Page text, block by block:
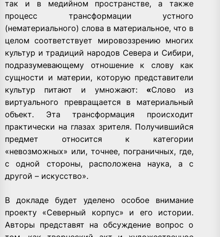
так и в медийном пространстве, а также
процесс трансформации устного
(нематериального) слова в материальное, что в
целом соответствует мировоззрению многих
культур и традиций народов Севера и Сибири,
подразумевающему отношение к слову как
сущности и материи, которую представители
культур питают и умножают: «Слово из
виртуального превращается в материальный
объект. Эта трансформация происходит
практически на глазах зрителя. Получившийся
предмет относится к категории
«невозможных» или, точнее, пограничных, где,
с одной стороны, расположена наука, а с
другой – искусство».
В докладе будет уделено особое внимание
проекту «Северный корпус» и его истории.
Авторы представят на обсуждение вопрос о